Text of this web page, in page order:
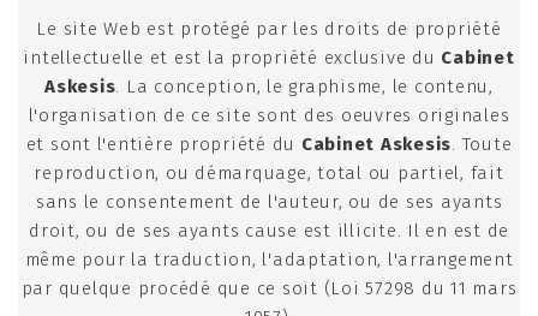
Le site Web est protégé par les droits de propriété
intellectuelle et est la propriété exclusive du Cabinet
Askesis. La conception, le graphisme, le contenu,
l'organisation de ce site sont des oeuvres originales
et sont l'entière propriété du Cabinet Askesis. Toute
reproduction, ou démarquage, total ou partiel, fait
sans le consentement de l'auteur, ou de ses ayants
droit, ou de ses ayants cause est illicite. Il en est de
même pour la traduction, l'adaptation, l'arrangement
par quelque procédé que ce soit (Loi 57298 du 11 mars